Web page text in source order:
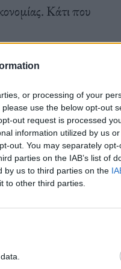
or processing of your
use the below opt-out
out request is processed
information utilized by us
out. You may separately
parties on the IAB’s list of
by us to third parties on the
to other third parties.
Κάτι που
ισοψηφούν,
στον τομέα
προβάδισμα
προέδρου Τζο
του